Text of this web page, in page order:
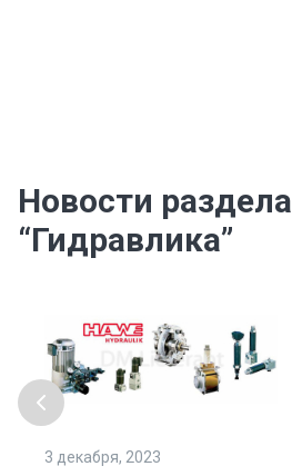
Новости раздела
“Гидравлика”
3 декабря, 2023